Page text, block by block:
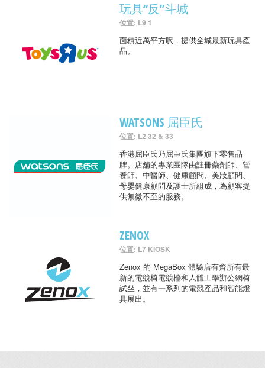
玩具“反”斗城
位置: L9 1
面積近萬平方呎，提供全城最新玩具產
品。
WATSONS 屈臣氏
位置: L2 32 & 33
香港屈臣氏乃屈臣氏集團旗下零售品
牌。店舖的專業團隊由註冊藥劑師、營
養師、中醫師、健康顧問、美妝顧問、
母嬰健康顧問及護士所組成，為顧客提
供無微不至的服務。
ZENOX
位置: L7 KIOSK
Zenox 的 MegaBox 體驗店有齊所有最
新的電競椅電競檯和人體工學辦公網椅
試坐，並有一系列的電競產品和智能燈
具展出。